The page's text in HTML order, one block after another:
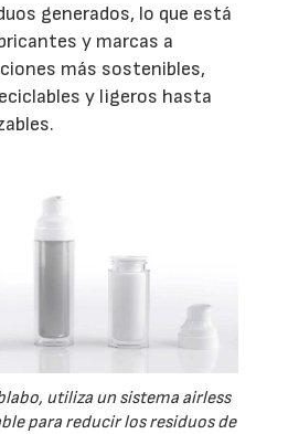
generados, lo que está
y marcas a
más sostenibles,
y ligeros hasta
utiliza un sistema airless
para reducir los residuos de